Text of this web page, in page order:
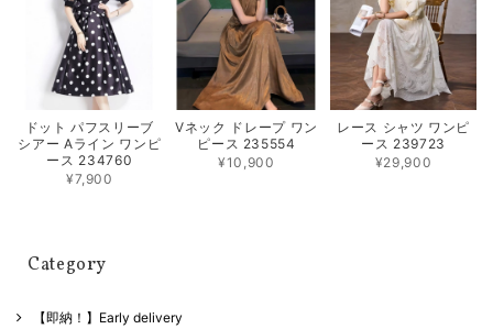
ドット パフスリーブ
シアー Aライン ワンピ
ース 234760
¥7,900
Vネック ドレープ ワン
ピース 235554
¥10,900
レース シャツ ワンピ
ース 239723
¥29,900
Category
【即納！】Early delivery